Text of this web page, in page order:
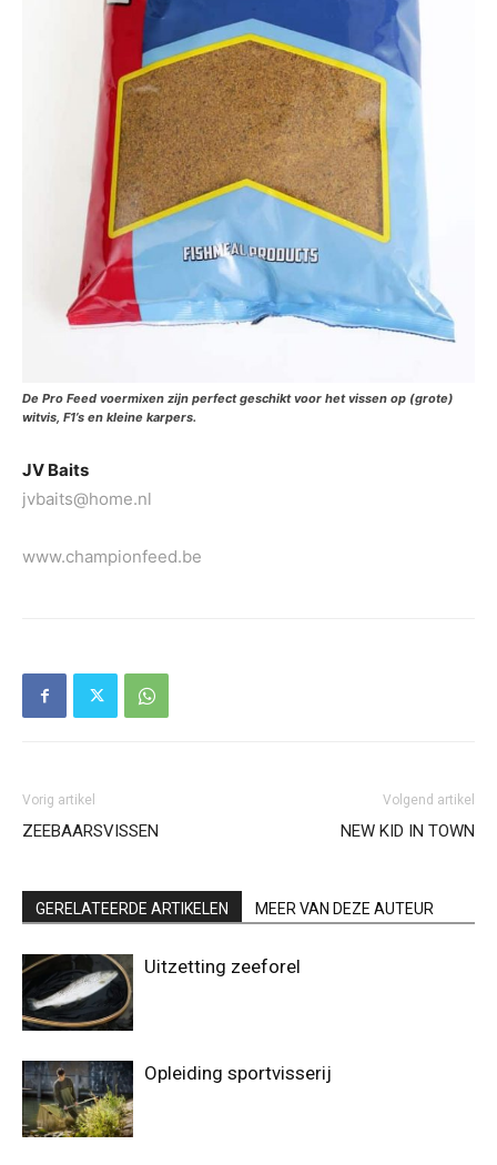
De Pro Feed voermixen zijn perfect geschikt voor het vissen op (grote)
witvis, F1’s en kleine karpers.
JV Baits
jvbaits@home.nl
www.championfeed.be
Vorig artikel
ZEEBAARSVISSEN
Volgend artikel
NEW KID IN TOWN
GERELATEERDE ARTIKELEN MEER VAN DEZE AUTEUR
Uitzetting zeeforel
Opleiding sportvisserij